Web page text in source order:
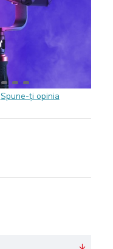
Spune-ţi opinia